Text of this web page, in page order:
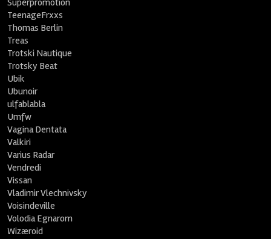
Superpromotion
TeenageFrxxs
Thomas Berlin
Treas
Trotski Nautique
Trotsky Beat
Ubik
Ubunoir
ulfablabla
Umfw
Vagina Dentata
Valkiri
Varius Radar
Vendredi
Vissan
Vladimir Vlechnivsky
Voisindeville
Volodia Egnarom
Wizæroid